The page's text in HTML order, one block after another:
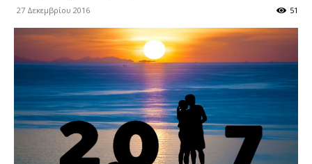
27 Δεκεμβρίου 2016 51